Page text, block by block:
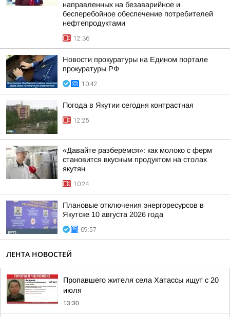
направленных на безаварийное и
бесперебойное обеспечение потребителей
нефтепродуктами
12:36
Новости прокуратуры на Едином портале
прокуратуры РФ
10:42
Погода в Якутии сегодня контрастная
12:25
«Давайте разберёмся»: как молоко с ферм
становится вкусным продуктом на столах
якутян
10:24
Плановые отключения энергоресурсов в
Якутске 10 августа 2026 года
09:57
ЛЕНТА НОВОСТЕЙ
Пропавшего жителя села Хатассы ищут с 20
июля
13:30